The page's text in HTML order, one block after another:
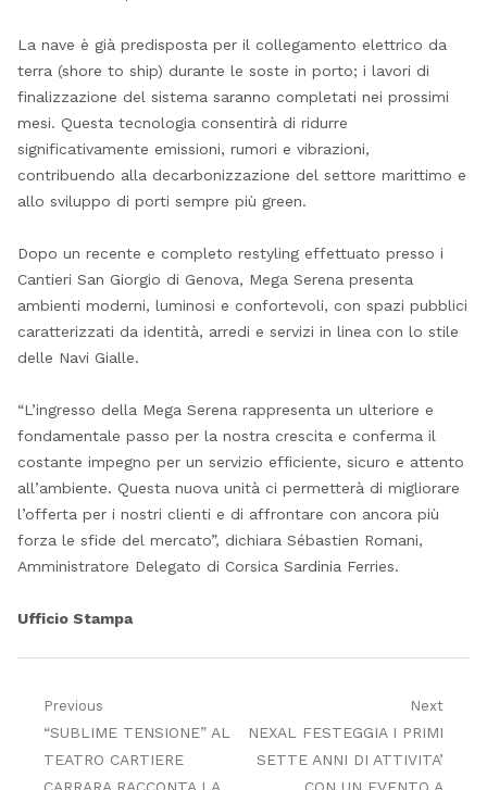
La nave è già predisposta per il collegamento elettrico da
terra (shore to ship) durante le soste in porto; i lavori di
finalizzazione del sistema saranno completati nei prossimi
mesi. Questa tecnologia consentirà di ridurre
significativamente emissioni, rumori e vibrazioni,
contribuendo alla decarbonizzazione del settore marittimo e
allo sviluppo di porti sempre più green.
Dopo un recente e completo restyling effettuato presso i
Cantieri San Giorgio di Genova, Mega Serena presenta
ambienti moderni, luminosi e confortevoli, con spazi pubblici
caratterizzati da identità, arredi e servizi in linea con lo stile
delle Navi Gialle.
“L’ingresso della Mega Serena rappresenta un ulteriore e
fondamentale passo per la nostra crescita e conferma il
costante impegno per un servizio efficiente, sicuro e attento
all’ambiente. Questa nuova unità ci permetterà di migliorare
l’offerta per i nostri clienti e di affrontare con ancora più
forza le sfide del mercato”, dichiara Sébastien Romani,
Amministratore Delegato di Corsica Sardinia Ferries.
Ufficio Stampa
Navigazione
articoli
Previous
Previous
post:
“SUBLIME TENSIONE” AL
TEATRO CARTIERE
Next
Next
post:
NEXAL FESTEGGIA I PRIMI
SETTE ANNI DI ATTIVITA’